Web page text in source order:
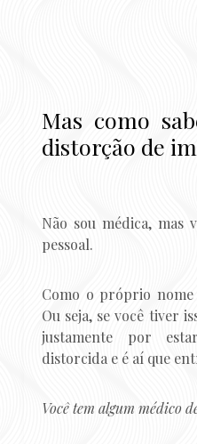
Mas como
distorção de
Não sou médica, mas
pessoal.
Como o próprio
Ou seja, se você tiver
justamente por
distorcida e é aí que
Você tem algum médico